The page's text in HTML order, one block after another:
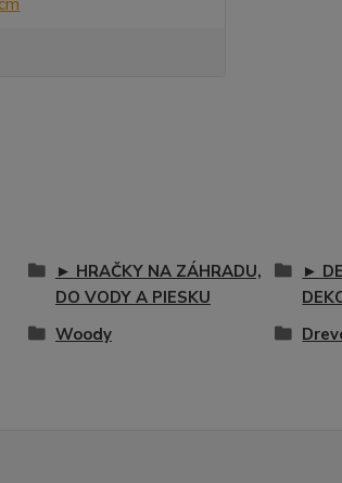
► HRAČKY NA ZÁHRADU,
DO VODY A PIESKU
►
Woody